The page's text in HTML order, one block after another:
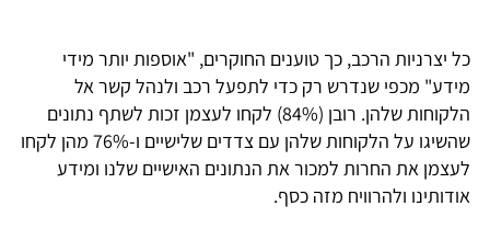
כל יצרניות הרכב, כך טוענים החוקרים, "אוספות יותר מידי
מידע" מכפי שנדרש רק כדי לתפעל רכב ולנהל קשר אל
הלקוחות שלהן. רובן (84%) לקחו לעצמן זכות לשתף נתונים
שהשיגו על הלקוחות שלהן עם צדדים שלישיים ו-76% מהן לקחו
לעצמן את החרות למכור את הנתונים האישיים שלנו ומידע
אודותינו ולהרוויח מזה כסף.